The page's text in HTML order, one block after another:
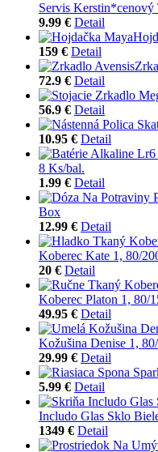
Servis
9.99 € Detail
159 € Detail
72.9 € Detail
56.9 € Detail
10.95 € Detail
8 Ks/bal.
1.99 € Detail
Box
12.99 € Detail
Koberec Kate 1, 80/
20 € Detail
Koberec Platon 1, 80/
49.95 € Detail
Kožušina Denise 1,
29.99 € Detail
5.99 € Detail
Includo Glas Sklo
1349 € Detail